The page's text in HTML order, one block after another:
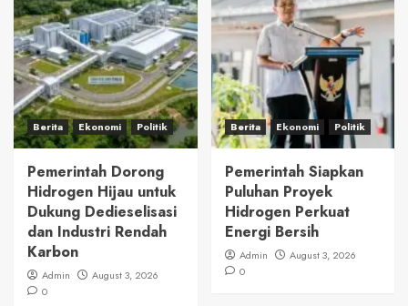
Berita Ekonomi Politik
Pemerintah Dorong
Hidrogen Hijau untuk
Dukung Dedieselisasi
dan Industri Rendah
Karbon
Admin
August 3, 2026
0
Berita Ekonomi Politik
Pemerintah Siapkan
Puluhan Proyek
Hidrogen Perkuat
Energi Bersih
Admin
August 3, 2026
0